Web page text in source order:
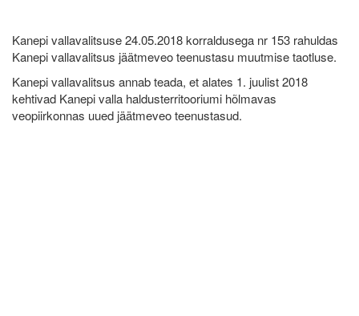
Kanepi vallavalitsuse 24.05.2018 korraldusega nr 153 rahuldas
Kanepi vallavalitsus jäätmeveo teenustasu muutmise taotluse.
Kanepi vallavalitsus annab teada, et alates 1. juulist 2018
kehtivad Kanepi valla haldusterritooriumi hõlmavas
veopiirkonnas uued jäätmeveo teenustasud.